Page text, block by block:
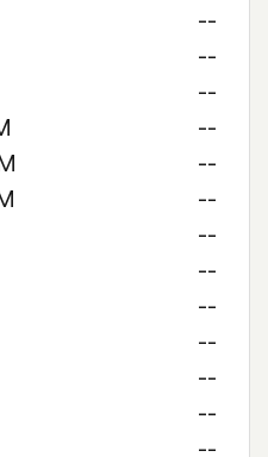
--
--
--
--
--
--
--
--
--
--
--
--
--